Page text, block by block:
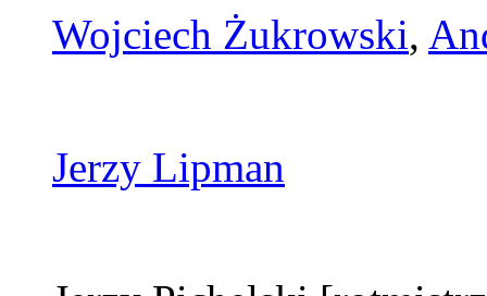
Wojciech Żukrowski,
Jerzy Lipman